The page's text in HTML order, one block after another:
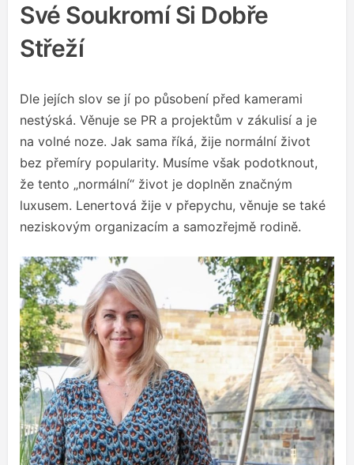
Své Soukromí Si Dobře
Střeží
Dle jejích slov se jí po působení před kamerami
nestýská. Věnuje se PR a projektům v zákulisí a je
na volné noze. Jak sama říká, žije normální život
bez přemíry popularity. Musíme však podotknout,
že tento „normální“ život je doplněn značným
luxusem. Lenertová žije v přepychu, věnuje se také
neziskovým organizacím a samozřejmě rodině.